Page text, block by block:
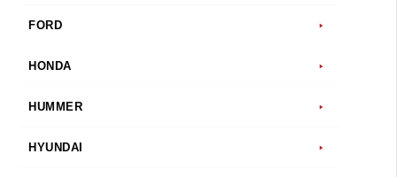
FORD
HONDA
HUMMER
HYUNDAI